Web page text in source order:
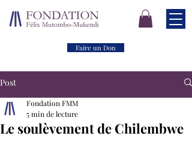
Faire un Don
Post
Le soulèvement de Chilembwe
Fondation FMM
5 min de lecture